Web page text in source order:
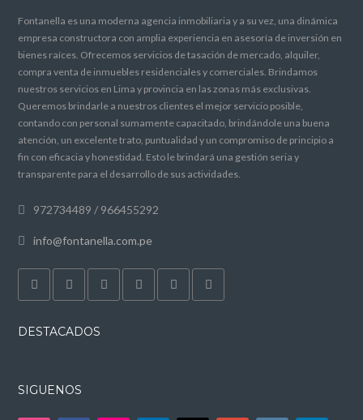
Fontanella es una moderna agencia inmobiliaria y a su vez, una dinámica
empresa constructora con amplia experiencia en asesoría de inversión en
bienes raíces. Ofrecemos servicios de tasación de mercado, alquiler,
compra venta de inmuebles residenciales y comerciales. Brindamos
nuestros servicios en Lima y provincia en las zonas más exclusivas.
Queremos brindarle a nuestros clientes el mejor servicio posible,
contando con personal sumamente capacitado, brindándole una buena
atención, un excelente trato, puntualidad y un compromiso de principio a
fin con eficacia y honestidad. Esto le brindará una gestión seria y
transparente para el desarrollo de sus actividades.
972734489 / 966455292
info@fontanella.com.pe
DESTACADOS
SIGUENOS